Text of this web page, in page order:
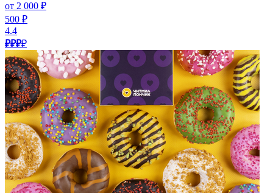
от 2 000 ₽
500 ₽
4.4
₽₽₽₽